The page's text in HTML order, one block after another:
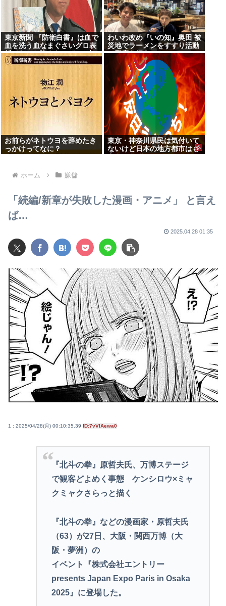
東京新聞 『防衛白書』は血で
血を洗う血なまぐさいグロ表
紙でないと許さないぞ!!→有
権者「？？？」
わいわ改め『いの知』奥田 被
災地でラーメンをすすり活動
の邪魔を行う
お前らがネトウヨを辞めたき
っかけってなに？
東京・神奈川県民は気付いて
ないけど日本の地方都市はも
うやべーぞ
ホーム 嫌儲
「続編/新章が失敗した漫画・アニメ」 と言え
ば…
2025.04.28 01:35
1 : 2025/04/28(月) 00:10:35.39 ID:7vVlAewa0
『北斗の拳』原哲夫氏、万博ステージ
で観客どよめく事態 ケンシロウ×ミャ
クミャクさらっと描く
『北斗の拳』などの漫画家・原哲夫氏
（63）が27日、大阪・関西万博（大
阪・夢洲）の
イベント『株式会社エントリー
presents Japan Expo Paris in Osaka
2025』に登場した。